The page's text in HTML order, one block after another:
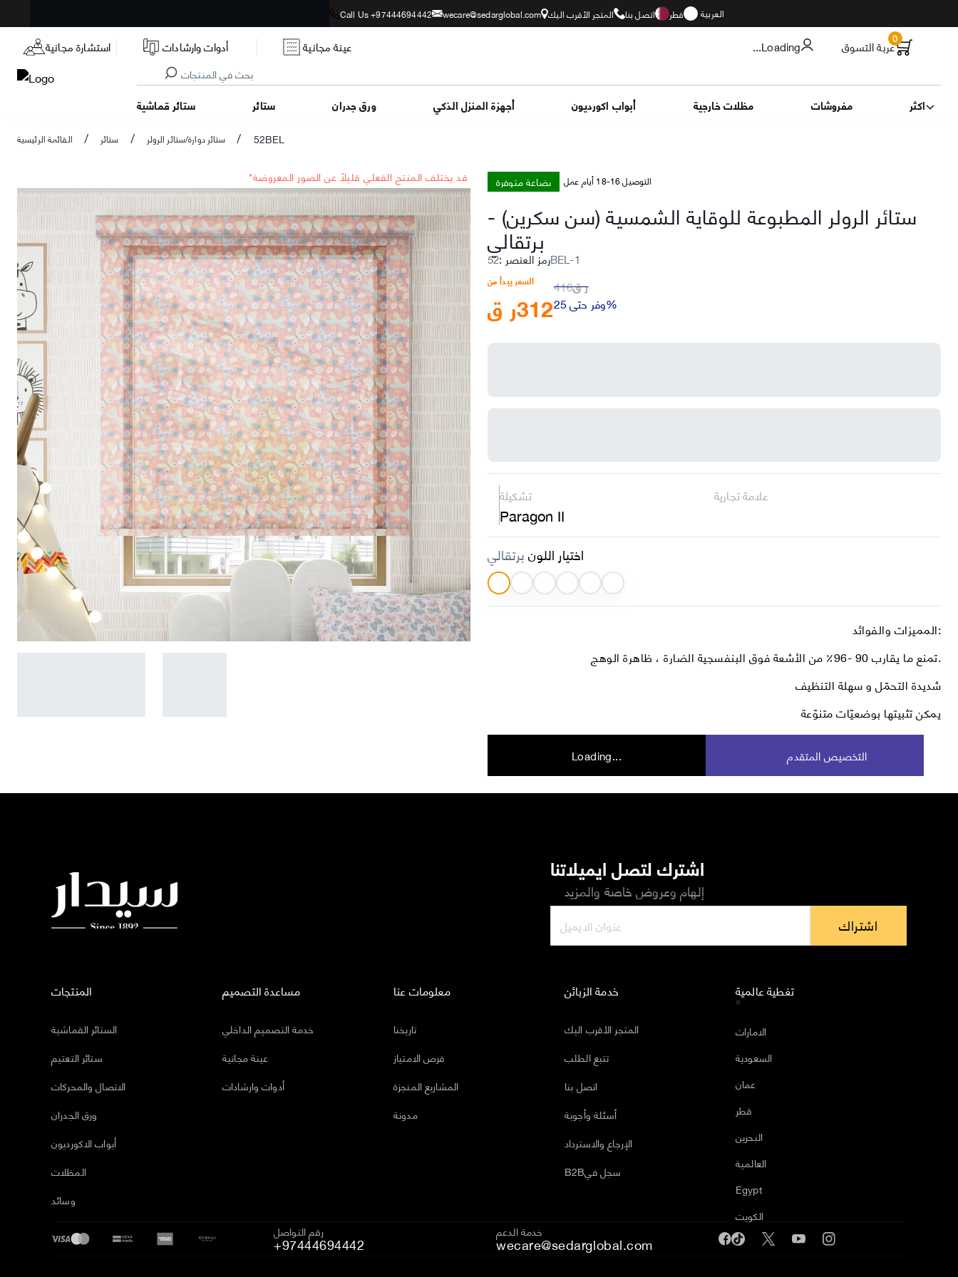
Call Us +97444694442 wecare@sedarglobal.com المتجر الأقرب اليك اتصل بنا قطر العربية
استشارة مجانية أدوات وارشادات عينة مجانية ...Loading عربة التسوق0
ستائر قماشية ستائر ورق جدران أجهزة المنزل الذكي أبواب اكورديون مظلات خارجية مفروشات اكثر
القائمة الرئيسية / ستائر / ستائر دوارة/ستائر الرولر / 52BEL
*قد يختلف المنتج الفعلي قليلاً عن الصور المعروضة بضاعة متوفرة التوصيل 16-18 أيام عمل
ستائر الرولر المطبوعة للوقاية الشمسية (سن سكرين) -
برتقالي
رمز العنصر : 52BEL-1
السعر يبدأ من
ر ق312
ر ق416
وفر حتى 25%
تشكيلة
Paragon II
علامة تجارية
اختيار اللونبرتقالي
المميزات والفوائد:
تمنع ما يقارب 90 -96٪ من الأشعة فوق البنفسجية الضارة ، ظاهرة الوهج.
شديدة التحمّل و سهلة التنظيف
يمكن تثبيتها بوضعيّات متنوّعة
Loading... التخصيص المتقدم
اشترك لتصل ايميلاتنا
إلهام وعروض خاصة والمزيد
اشتراك
المنتجات
الستائر القماشية
ستائر التعتيم
الاتصال والمحركات
ورق الجدران
أبواب الاكورديون
المظلات
وسائد
مساعدة التصميم
خدمة التصميم الداخلي
عينة مجانية
أدوات وارشادات
معلومات عنا
تاريخنا
فرص الامتياز
المشاريع المنجزة
مدونة
خدمة الزبائن
المتجر الأقرب اليك
تتبع الطلب
اتصل بنا
أسئلة وأجوبة
الإرجاع والاسترداد
B2Bسجل في
تغطية عالمية
الامارات
السعودية
عمان
قطر
البحرين
العالمية
Egypt
الكويت
رقم التواصل
+97444694442
خدمة الدعم
wecare@sedarglobal.com